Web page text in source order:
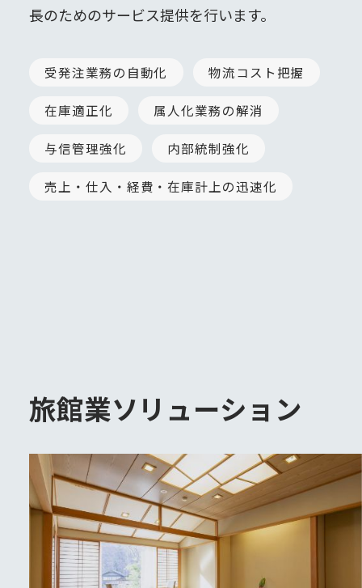
長のためのサービス提供を行います。
受発注業務の自動化 物流コスト把握
在庫適正化 属人化業務の解消
与信管理強化 内部統制強化
売上・仕入・経費・在庫計上の迅速化
旅館業ソリューション